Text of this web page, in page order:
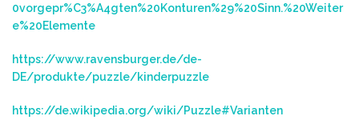
0vorgepr%C3%A4gten%20Konturen%29%20Sinn.%20Weiter
e%20Elemente
https://www.ravensburger.de/de-
DE/produkte/puzzle/kinderpuzzle
https://de.wikipedia.org/wiki/Puzzle#Varianten